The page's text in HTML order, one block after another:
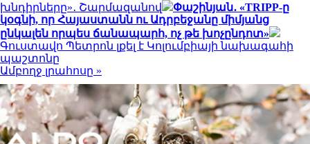
խնդիրները»․ Շարմազանով
Փաշինյան․ «TRIPP-ը
կօգնի, որ Հայաստանն ու Ադրբեջանը միմյանց
ընկալեն որպես ճանապարհ, ոչ թե խոչընդոտ»
Գուստավո Պետրոն լքել է Կոլումբիայի նախագահի
պաշտոնը
Ամբողջ լրահոսը »